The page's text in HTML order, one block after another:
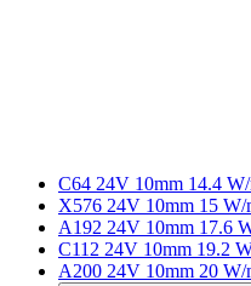
C64 24V 10mm 14.4
X576 24V 10mm 15 W/
A192 24V 10mm 17.6
C112 24V 10mm 19.2
A200 24V 10mm 20 W/